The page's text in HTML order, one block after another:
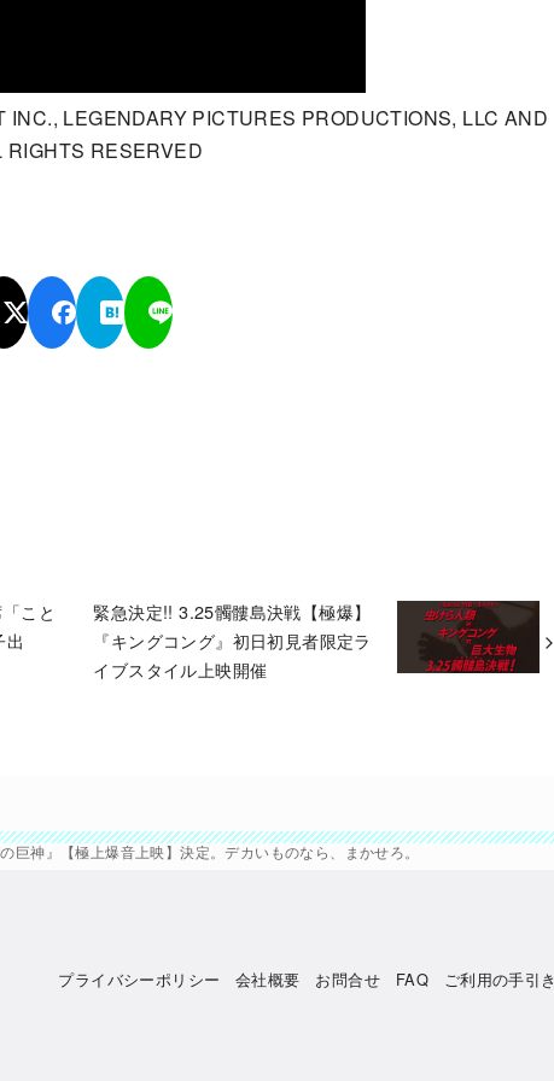
LEGENDARY PICTURES PRODUCTIONS, LLC AND
RIGHTS RESERVED
こと
出
緊急決定!! 3.25髑髏島決戦【極爆】
『キングコング』初日初見者限定ラ
イブスタイル上映開催
神』【極上爆音上映】決定。デカいものなら、まかせろ。
プライバシーポリシー 会社概要 お問合せ FAQ ご利用の手引き